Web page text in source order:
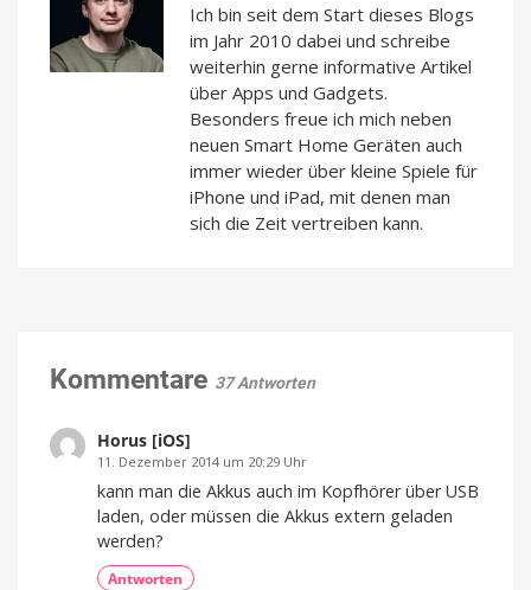
Ich bin seit dem Start dieses Blogs
im Jahr 2010 dabei und schreibe
weiterhin gerne informative Artikel
über Apps und Gadgets.
Besonders freue ich mich neben
neuen Smart Home Geräten auch
immer wieder über kleine Spiele für
iPhone und iPad, mit denen man
sich die Zeit vertreiben kann.
Kommentare 37 Antworten
Horus [iOS]
11. Dezember 2014 um 20:29 Uhr
kann man die Akkus auch im Kopfhörer über USB
laden, oder müssen die Akkus extern geladen
werden?
Antworten